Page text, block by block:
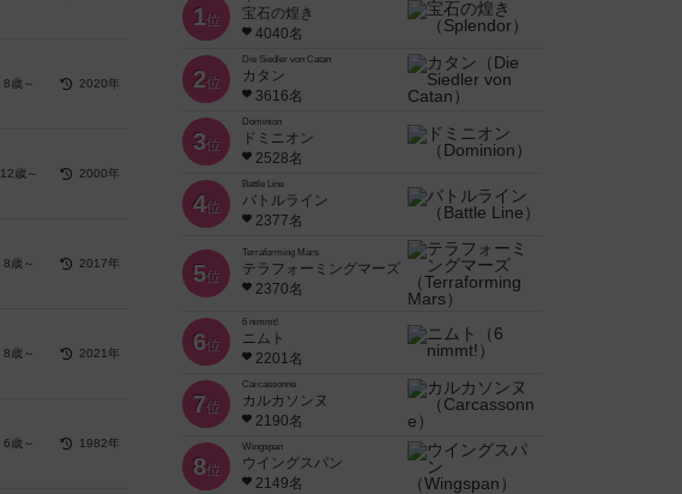
8歳～ 2020年
12歳～ 2000年
8歳～ 2017年
8歳～ 2021年
6歳～ 1982年
1位
宝石の煌き
4040名
2位
Die Siedler von Catan
カタン
3616名
3位
Dominion
ドミニオン
2528名
4位
Battle Line
バトルライン
2377名
5位
Terraforming Mars
テラフォーミングマーズ
2370名
6位
6 nimmt!
ニムト
2201名
7位
Carcassonne
カルカソンヌ
2190名
8位
Wingspan
ウイングスパン
2149名